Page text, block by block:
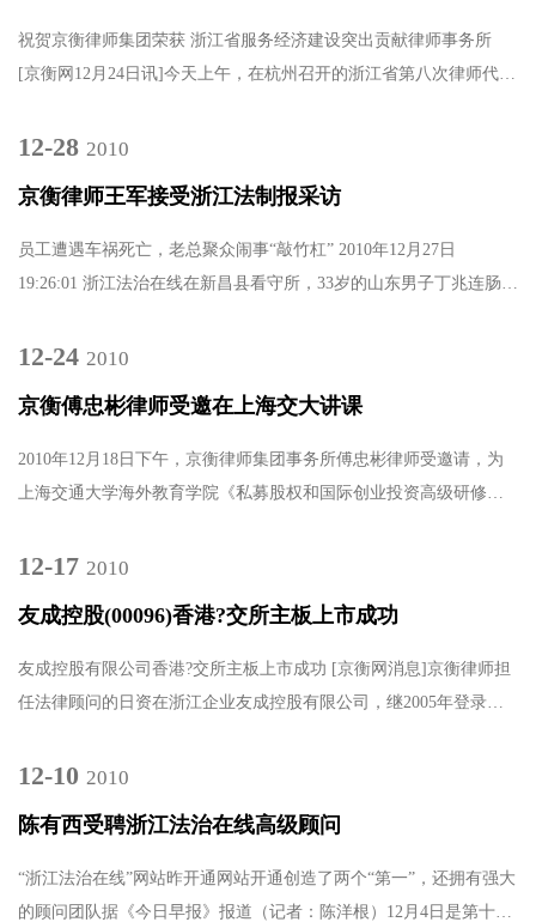
祝贺京衡律师集团荣获 浙江省服务经济建设突出贡献律师事务所
[京衡网12月24日讯]今天上午，在杭州召开的浙江省第八次律师代表
12-28 2010
京衡律师王军接受浙江法制报采访
员工遭遇车祸死亡，老总聚众闹事“敲竹杠” 2010年12月27日
19:26:01 浙江法治在线在新昌县看守所，33岁的山东男子丁兆连肠子
公.....
12-24 2010
京衡傅忠彬律师受邀在上海交大讲课
2010年12月18日下午，京衡律师集团事务所傅忠彬律师受邀请，为
上海交通大学海外教育学院《私募股权和国际创业投资高级研修
座。.....
12-17 2010
友成控股(00096)香港?交所主板上市成功
友成控股有限公司香港?交所主板上市成功 [京衡网消息]京衡律师担
任法律顾问的日资在浙江企业友成控股有限公司，继2005年登录香
12-10 2010
陈有西受聘浙江法治在线高级顾问
“浙江法治在线”网站昨开通网站开通创造了两个“第一”，还拥有强大
的顾问团队据《今日早报》报道（记者：陈洋根）12月4日是第十个